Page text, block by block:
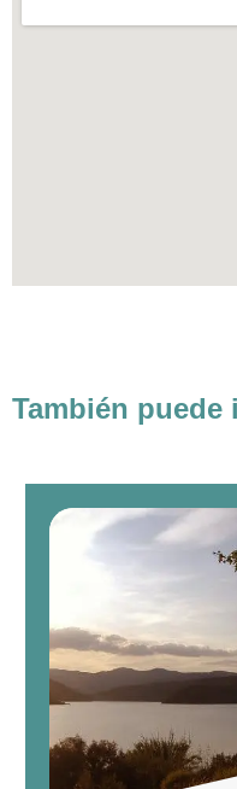
También puede